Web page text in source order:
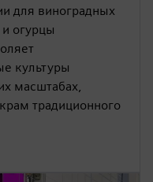
для виноградных
огурцы
культуры
масштабах,
традиционного